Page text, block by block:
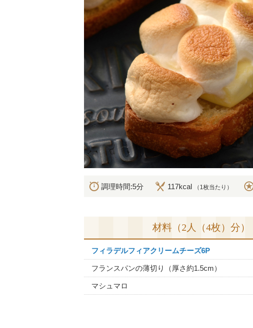
調理時間:5分 117kcal （1枚当たり）
材料（2人（4枚）分）
フィラデルフィアクリームチーズ6P
フランスパンの薄切り（厚さ約1.5cm）
マシュマロ